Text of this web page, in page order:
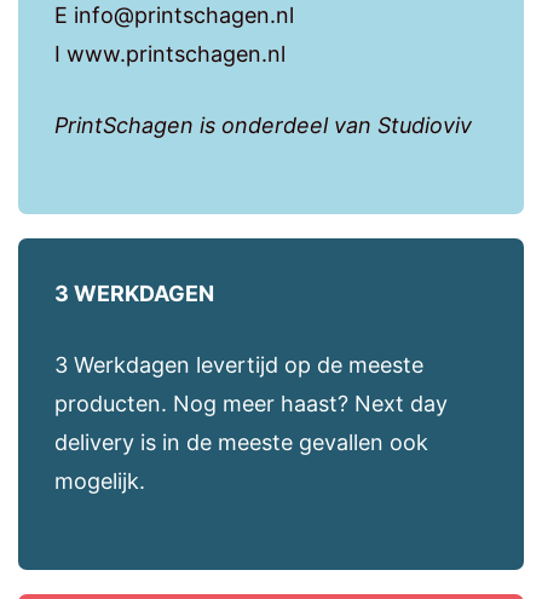
E info@printschagen.nl
I www.printschagen.nl
PrintSchagen is onderdeel van Studioviv
3 WERKDAGEN
3 Werkdagen levertijd op de meeste
producten. Nog meer haast? Next day
delivery is in de meeste gevallen ook
mogelijk.